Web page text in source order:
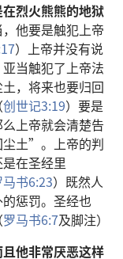
烈火熊熊的地狱
他要是触犯上帝
）上帝并没有说
当触犯了上帝法
，将来也要归回
创世记3:19）要是
上帝就会清楚告
土”。上帝的判
在圣经里
马书6:23）既然人
惩罚。圣经也
罗马书6:7及脚注）
他非常厌恶这样